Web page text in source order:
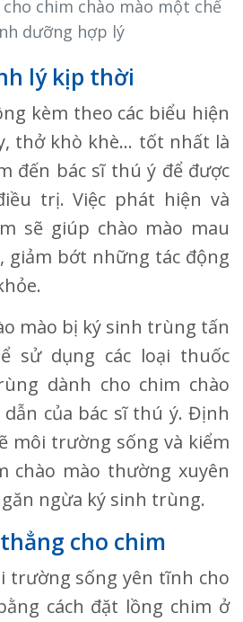
cho chim chào mào một chế
dưỡng hợp lý
lý kịp thời
kèm theo các biểu hiện
thở khò khè… tốt nhất là
đến bác sĩ thú ý để được
trị. Việc phát hiện và
sẽ giúp chào mào mau
giảm bớt những tác động
mào bị ký sinh trùng tấn
sử dụng các loại thuốc
dành cho chim chào
của bác sĩ thú ý. Định
môi trường sống và kiểm
chào mào thường xuyên
ngừa ký sinh trùng.
cho chim
trường sống yên tĩnh cho
cách đặt lồng chim ở